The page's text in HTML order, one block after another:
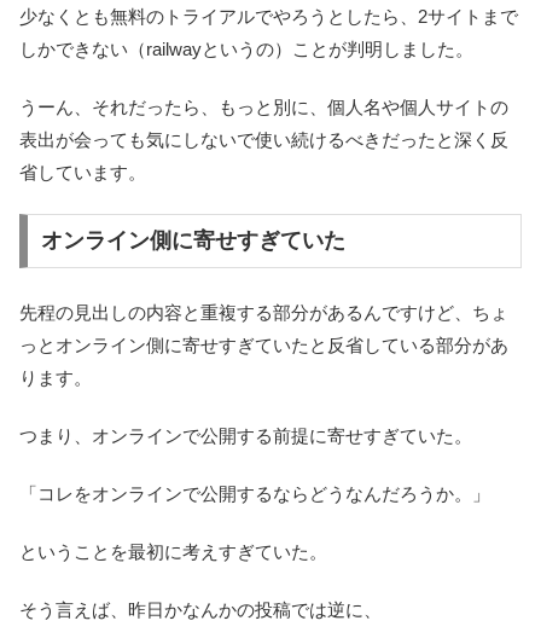
少なくとも無料のトライアルでやろうとしたら、2サイトまで
しかできない（railwayというの）ことが判明しました。
うーん、それだったら、もっと別に、個人名や個人サイトの
表出が会っても気にしないで使い続けるべきだったと深く反
省しています。
オンライン側に寄せすぎていた
先程の見出しの内容と重複する部分があるんですけど、ちょ
っとオンライン側に寄せすぎていたと反省している部分があ
ります。
つまり、オンラインで公開する前提に寄せすぎていた。
「コレをオンラインで公開するならどうなんだろうか。」
ということを最初に考えすぎていた。
そう言えば、昨日かなんかの投稿では逆に、